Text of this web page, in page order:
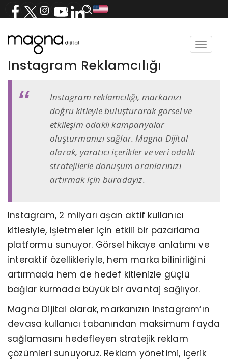
Toggle
Instagram Reklamcılığı
Instagram reklamcılığı, markanızı
doğru kitleyle buluşturarak görsel ve
etkileşim odaklı kampanyalar
oluşturmanızı sağlar. Magna Dijital
olarak, yaratıcı içerikler ve veri odaklı
stratejilerle dönüşüm oranlarınızı
artırmak için buradayız.
Instagram, 2 milyarı aşan aktif kullanıcı
kitlesiyle, işletmeler için etkili bir pazarlama
platformu sunuyor. Görsel hikaye anlatımı ve
interaktif özellikleriyle, hem marka bilinirliğini
artırmada hem de hedef kitlenizle güçlü
bağlar kurmada büyük bir avantaj sağlıyor.
Magna Dijital olarak, markanızın Instagram’ın
devasa kullanıcı tabanından maksimum fayda
sağlamasını hedefleyen stratejik reklam
çözümleri sunuyoruz. Reklam yönetimi, içerik